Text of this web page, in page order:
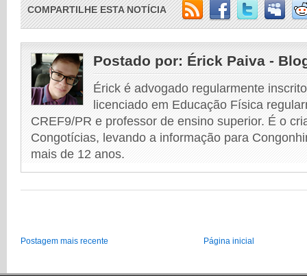
COMPARTILHE ESTA NOTÍCIA
Postado por: Érick Paiva -
Érick é advogado regularmente
licenciado em Educação Física
CREF9/PR e professor de ensino superior. É o
Congotícias, levando a informação para
mais de 12 anos.
Postagem mais recente Página inicial